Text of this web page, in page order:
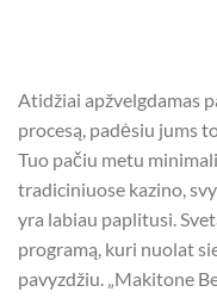
Atidžiai apžvelgdamas
procesą, padėsiu jums
Tuo pačiu metu
tradiciniuose kazino,
yra labiau paplitusi.
programą, kuri nuolat
pavyzdžiu. „Makitone